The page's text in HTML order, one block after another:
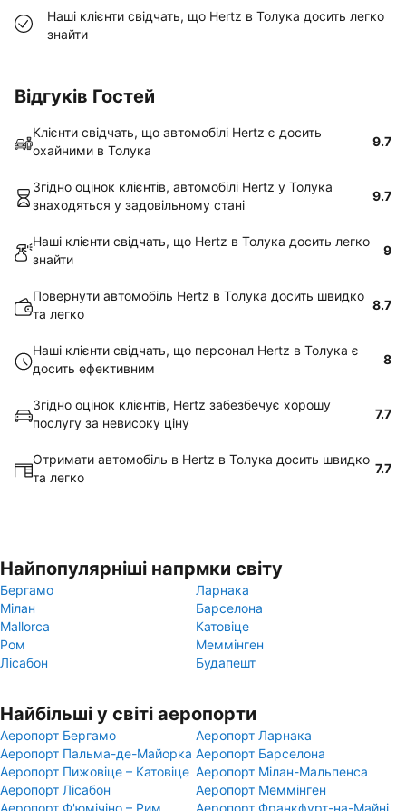
Наші клієнти свідчать, що Hertz в Толука досить легко
знайти
Відгуків Гостей
Клієнти свідчать, що автомобілі Hertz є досить
охайними в Толука
9.7
Згідно оцінок клієнтів, автомобілі Hertz у Толука
знаходяться у задовільному стані
9.7
Наші клієнти свідчать, що Hertz в Толука досить легко
знайти
9
Повернути автомобіль Hertz в Толука досить швидко
та легко
8.7
Наші клієнти свідчать, що персонал Hertz в Толука є
досить ефективним
8
Згідно оцінок клієнтів, Hertz забезбечує хорошу
послугу за невисоку ціну
7.7
Отримати автомобіль в Hertz в Толука досить швидко
та легко
7.7
Найпопулярніші напрмки світу
Бергамо
Ларнака
Мілан
Барселона
Mallorca
Катовіце
Ром
Меммінген
Лісабон
Будапешт
Найбільші у світі аеропорти
Аеропорт Бергамо
Аеропорт Ларнака
Аеропорт Пальма-де-Майорка Аеропорт Барселона
Аеропорт Пижовіце – Катовіце Аеропорт Мілан-Мальпенса
Аеропорт Лісабон
Аеропорт Меммінген
Аеропорт Ф'юмічіно – Рим
Аеропорт Франкфурт-на-Майні